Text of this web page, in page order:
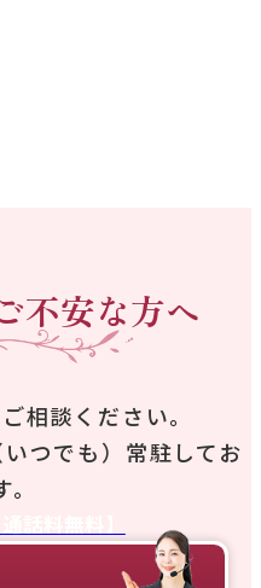
不安な方へ
相談ください。
つでも）常駐してお